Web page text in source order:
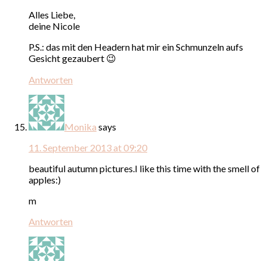
Alles Liebe,
deine Nicole
P.S.: das mit den Headern hat mir ein Schmunzeln aufs
Gesicht gezaubert 😉
Antworten
Monika says
11. September 2013 at 09:20
beautiful autumn pictures.I like this time with the smell of
apples:)
m
Antworten